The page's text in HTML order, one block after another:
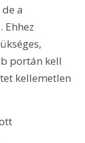
a
Ehhez
portán kell
kellemetlen